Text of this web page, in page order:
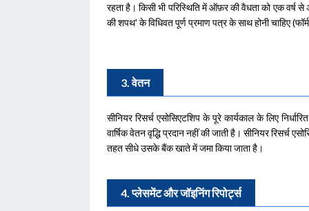
रहता है। किसी भी परिस्थिति में ऑफ़र की वैधता को एक वर्ष
की शपथ' के विधिवत पूर्ण प्रमाण पत्र के साथ होनी चाहिए
3. वेतन
सीनियर रिसर्च एसोसिएटशिप के पूरे कार्यकाल के लिए
वार्षिक वेतन वृद्धि प्रदान नहीं की जाती है। सीनियर
तहत सीधे उसके बैंक खाते में जमा किया जाता है।
4. प्लेसमेंट और जॉइनिंग रिपोर्ट्स